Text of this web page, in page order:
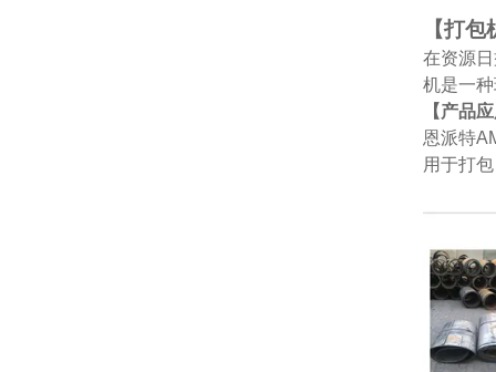
【打
在资源
机是一
【产品
恩派特
用于打